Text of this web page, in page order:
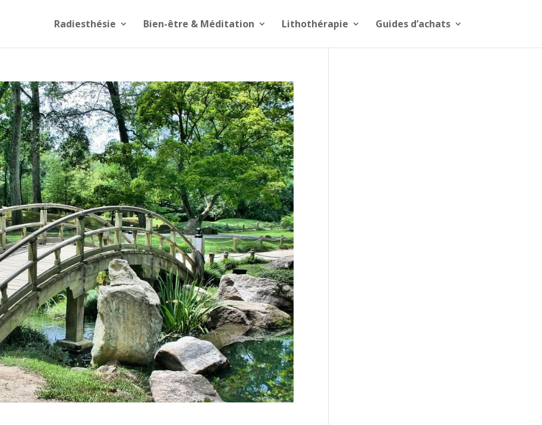
Radiesthésie Bien-être & Méditation Lithothérapie Guides d’achats